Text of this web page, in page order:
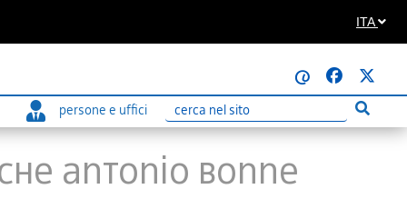
ITA
@
persone e uffici
Ricerca Esegui
ANTONIO BONNE